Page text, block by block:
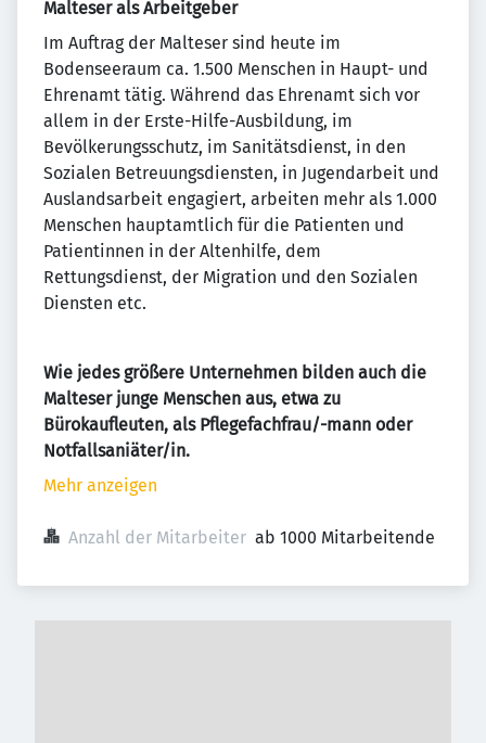
Malteser als Arbeitgeber
Im Auftrag der Malteser sind heute im
Bodenseeraum ca. 1.500 Menschen in Haupt- und
Ehrenamt tätig. Während das Ehrenamt sich vor
allem in der Erste-Hilfe-Ausbildung, im
Bevölkerungsschutz, im Sanitätsdienst, in den
Sozialen Betreuungsdiensten, in Jugendarbeit und
Auslandsarbeit engagiert, arbeiten mehr als 1.000
Menschen hauptamtlich für die Patienten und
Patientinnen in der Altenhilfe, dem
Rettungsdienst, der Migration und den Sozialen
Diensten etc.
Wie jedes größere Unternehmen bilden auch die
Malteser junge Menschen aus, etwa zu
Bürokaufleuten, als Pflegefachfrau/-mann oder
Notfallsaniäter/in.
Mehr anzeigen
Anzahl der Mitarbeiter ab 1000 Mitarbeitende